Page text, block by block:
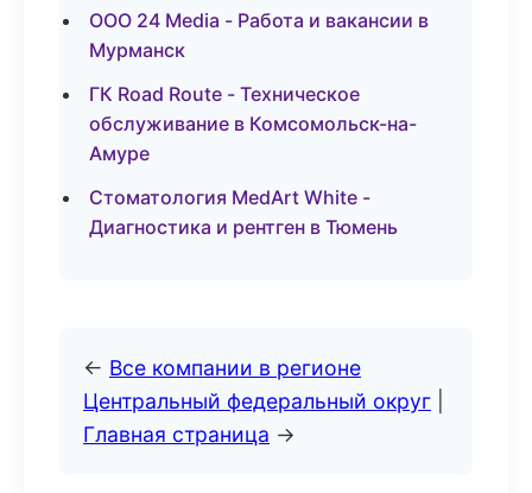
ООО 24 Media - Работа и вакансии в
Мурманск
ГК Road Route - Техническое
обслуживание в Комсомольск-на-
Амуре
Стоматология MedArt White -
Диагностика и рентген в Тюмень
← Все компании в регионе
Центральный федеральный округ
Главная страница →